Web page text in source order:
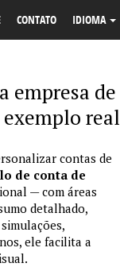
CONTATO IDIOMA
empresa de
exemplo real
contas de
de conta de
— com áreas
detalhado,
ele facilita a